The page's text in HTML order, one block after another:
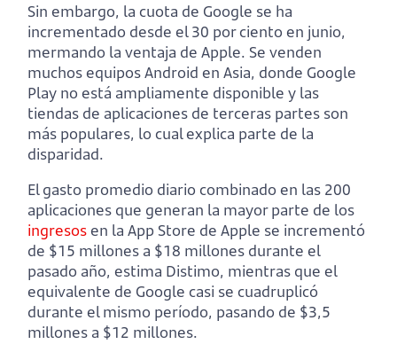
Sin embargo, la cuota de Google se ha
incrementado desde el 30 por ciento en junio,
mermando la ventaja de Apple. Se venden
muchos equipos Android en Asia, donde Google
Play no está ampliamente disponible y las
tiendas de aplicaciones de terceras partes son
más populares, lo cual explica parte de la
disparidad.
El gasto promedio diario combinado en las 200
aplicaciones que generan la mayor parte de los
ingresosen la App Store de Apple se incrementó
de $15 millones a $18 millones durante el
pasado año, estima Distimo, mientras que el
equivalente de Google casi se cuadruplicó
durante el mismo período, pasando de $3,5
millones a $12 millones.